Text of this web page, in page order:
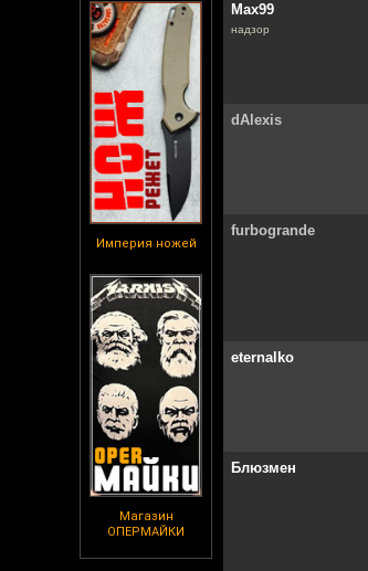
Империя ножей
Магазин
ОПЕРМАЙКИ
Max99
надзор
dAlexis
furbogrande
eternalko
Блюзмен